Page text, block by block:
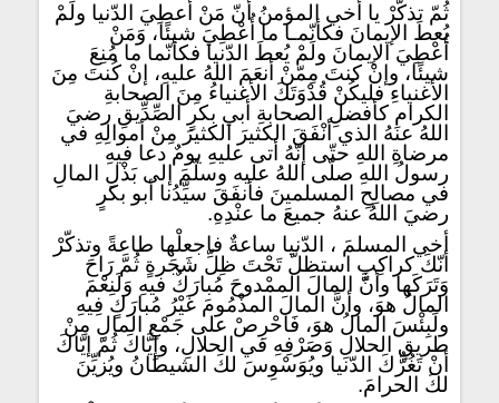
ثُمّ تذكّرْ يا أخي المؤمنُ أنّ مَنْ أعطِيَ الدّنيا ولَمْ
يُعطَ الإيمانَ فكأنّمـا ما أُعْطِيَ شيئًا، وَمَنْ
أُعْطِيَ الإيمانَ ولَمْ يُعطَ الدّنيا فكأنّما ما مُنِعَ
شيئًا، وإنْ كنتَ مِمّنْ أنعَمَ اللهُ عليهِ، إنْ كُنتَ مِنَ
الأغنياءِ فليكُنْ قُدْوَتَكَ الأغنياءُ مِنَ الصحابةِ
الكرامِ كأفضلِ الصحابةِ أبي بكرٍ الصِّدِّيقِ رضيَ
اللهُ عنهُ الذي أنْفَقَ الكثيرَ الكثيرَ مِنْ أموالِهِ في
مرضاةِ اللهِ حتّى إنّهُ أتى عليهِ يومٌ دعا فيهِ
رسولُ اللهِ صلّى اللهُ عليه وسلّمَ إلى بَذْلِ المالِ
في مصالِحِ المسلمينَ فأنفَقَ سيِّدُنا أبو بكرٍ
رضيَ اللهُ عنهُ جميعَ ما عنْدِهِ.
أخي المسلمَ ، الدّنيا ساعةٌ فاجعلْها طاعةً وتذكّرْ
أنّكَ كراكِبٍ استظلّ تَحْتَ ظِلِّ شَجَرةٍ ثُمَّ رَاحَ
وَتَرَكَها وأنَّ المالَ الممْدوحَ مُبارَكٌ فيهِ وَلَنِعْمَ
المالُ هوَ، وأنَّ المالَ المذْمُومَ غَيْرُ مُبارَكٍ فِيهِ
ولَبِئْسَ المالُ هوَ، فَاحْرِصْ على جَمْعِ المالِ مِنْ
طريقِ الحلالِ وَصَرْفِهِ في الحلالِ، وإِيَّاكَ ثُمّ إيّاكَ
أنْ تَغُرُّكَ الدّنيا ويُوَسْوِسَ لكَ الشيطانُ ويُزيِّنَ
لكَ الحرامَ.